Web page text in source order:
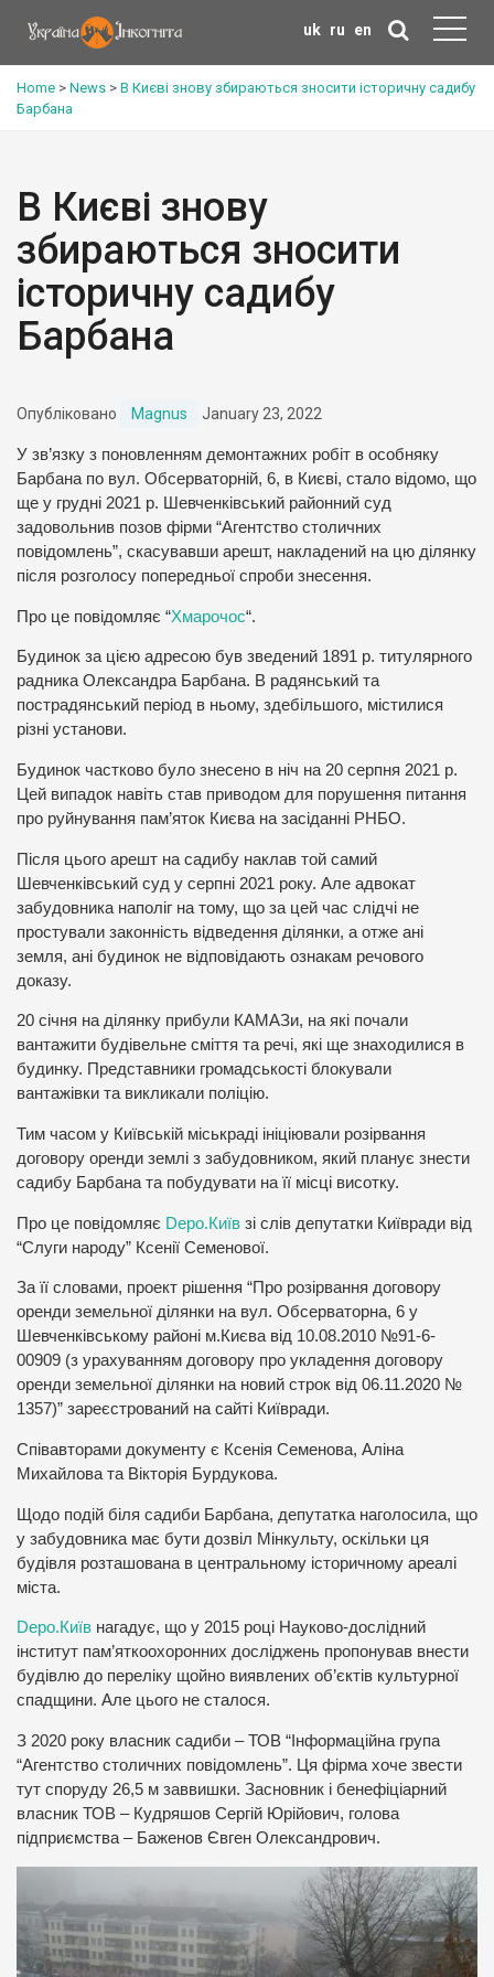
uk ru en
Home > News > В Києві знову збираються зносити історичну садибу
Барбана
В Києві знову
збираються зносити
історичну садибу
Барбана
Опубліковано Magnus January 23, 2022
У зв’язку з поновленням демонтажних робіт в особняку
Барбана по вул. Обсерваторній, 6, в Києві, стало відомо, що
ще у грудні 2021 р. Шевченківський районний суд
задовольнив позов фірми “Агентство столичних
повідомлень”, скасувавши арешт, накладений на цю ділянку
після розголосу попередньої спроби знесення.
Про це повідомляє “Хмарочос“.
Будинок за цією адресою був зведений 1891 р. титулярного
радника Олександра Барбана. В радянський та
пострадянський період в ньому, здебільшого, містилися
різні установи.
Будинок частково було знесено в ніч на 20 серпня 2021 р.
Цей випадок навіть став приводом для порушення питання
про руйнування пам’яток Києва на засіданні РНБО.
Після цього арешт на садибу наклав той самий
Шевченківський суд у серпні 2021 року. Але адвокат
забудовника наполіг на тому, що за цей час слідчі не
простували законність відведення ділянки, а отже ані
земля, ані будинок не відповідають ознакам речового
доказу.
20 січня на ділянку прибули КАМАЗи, на які почали
вантажити будівельне сміття та речі, які ще знаходилися в
будинку. Представники громадськості блокували
вантажівки та викликали поліцію.
Тим часом у Київській міськраді ініціювали розірвання
договору оренди землі з забудовником, який планує знести
садибу Барбана та побудувати на її місці висотку.
Про це повідомляє Depo.Київ зі слів депутатки Київради від
“Слуги народу” Ксенії Семенової.
За її словами, проект рішення “Про розірвання договору
оренди земельної ділянки на вул. Обсерваторна, 6 у
Шевченківському районі м.Києва від 10.08.2010 №91-6-
00909 (з урахуванням договору про укладення договору
оренди земельної ділянки на новий строк від 06.11.2020 №
1357)” зареєстрований на сайті Київради.
Співавторами документу є Ксенія Семенова, Аліна
Михайлова та Вікторія Бурдукова.
Щодо подій біля садиби Барбана, депутатка наголосила, що
у забудовника має бути дозвіл Мінкульту, оскільки ця
будівля розташована в центральному історичному ареалі
міста.
Depo.Київ нагадує, що у 2015 році Науково-дослідний
інститут пам’яткоохоронних досліджень пропонував внести
будівлю до переліку щойно виявлених об’єктів культурної
спадщини. Але цього не сталося.
З 2020 року власник садиби – ТОВ “Інформаційна група
“Агентство столичних повідомлень”. Ця фірма хоче звести
тут споруду 26,5 м заввишки. Засновник і бенефіціарний
власник ТОВ – Кудряшов Сергій Юрійович, голова
підприємства – Баженов Євген Олександрович.